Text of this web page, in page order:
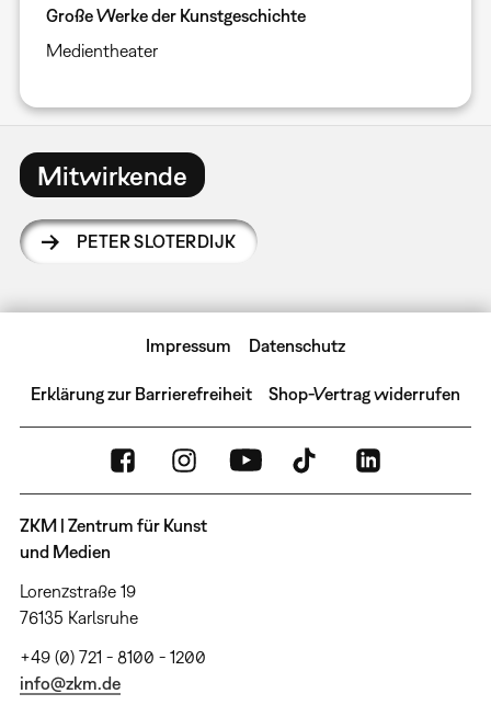
Große Werke der Kunstgeschichte
Medientheater
Mitwirkende
PETER SLOTERDIJK
Impressum Datenschutz
Erklärung zur Barrierefreiheit Shop-Vertrag widerrufen
ZKM | Zentrum für Kunst
und Medien
Lorenzstraße 19
76135 Karlsruhe
+49 (0) 721 - 8100 - 1200
info@zkm.de